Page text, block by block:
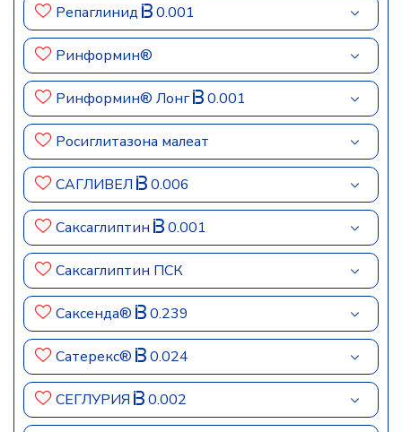
Репаглинид 0.001
Ринформин®
Ринформин® Лонг 0.001
Росиглитазона малеат
САГЛИВЕЛ 0.006
Саксаглиптин 0.001
Саксаглиптин ПСК
Саксенда® 0.239
Сатерекс® 0.024
СЕГЛУРИЯ 0.002